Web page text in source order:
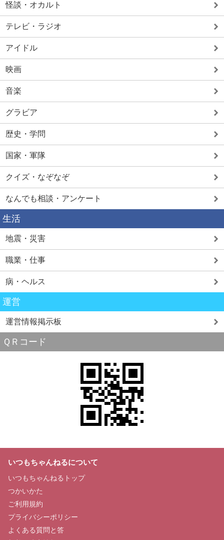
怪談・オカルト
テレビ・ラジオ
アイドル
映画
音楽
グラビア
歴史・学問
国家・軍隊
クイズ・なぞなぞ
なんでも相談・アンケート
生活
地震・災害
職業・仕事
病・ヘルス
運営
運営情報掲示板
ＱＲコード
いつもちゃんねるについて
いつもちゃんねるトップ
つかいかた
ご利用規約
プライバシーポリシー
よくある質問と答